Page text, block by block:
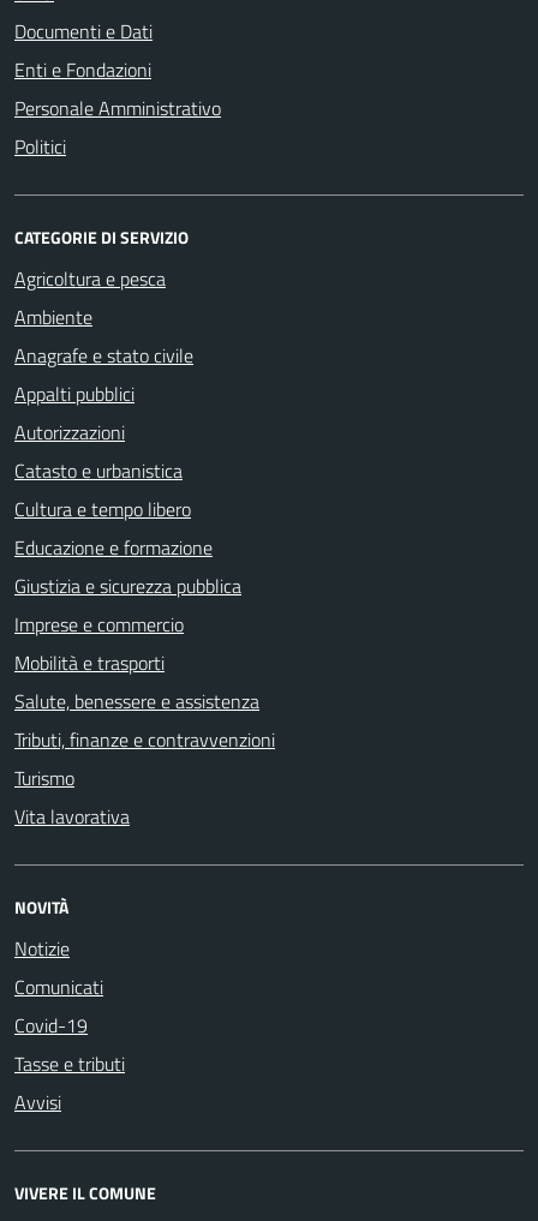
Documenti e Dati
Enti e Fondazioni
Personale Amministrativo
Politici
CATEGORIE DI SERVIZIO
Agricoltura e pesca
Ambiente
Anagrafe e stato civile
Appalti pubblici
Autorizzazioni
Catasto e urbanistica
Cultura e tempo libero
Educazione e formazione
Giustizia e sicurezza pubblica
Imprese e commercio
Mobilità e trasporti
Salute, benessere e assistenza
Tributi, finanze e contravvenzioni
Turismo
Vita lavorativa
NOVITÀ
Notizie
Comunicati
Covid-19
Tasse e tributi
Avvisi
VIVERE IL COMUNE